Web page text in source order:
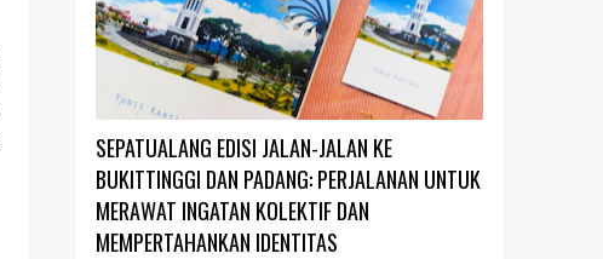
SEPATUALANG EDISI JALAN-JALAN KE
BUKITTINGGI DAN PADANG: PERJALANAN UNTUK
MERAWAT INGATAN KOLEKTIF DAN
MEMPERTAHANKAN IDENTITAS